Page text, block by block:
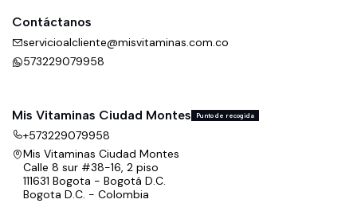
Contáctanos
servicioalcliente@misvitaminas.com.co
573229079958
Mis Vitaminas Ciudad Montes Punto de recogida
+573229079958
Mis Vitaminas Ciudad Montes
Calle 8 sur #38-16, 2 piso
111631 Bogota - Bogotá D.C.
Bogota D.C. - Colombia